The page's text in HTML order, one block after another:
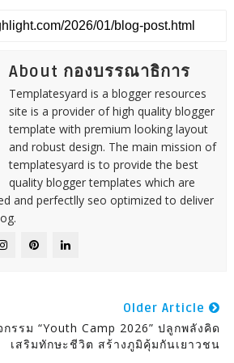
About กองบรรณาธิการ
Templatesyard is a blogger resources
site is a provider of high quality blogger
template with premium looking layout
and robust design. The main mission of
templatesyard is to provide the best
quality blogger templates which are
and perfectlly seo optimized to deliver
Older Article
รรม “Youth Camp 2026” ปลูกพลังคิด
เสริมทักษะชีวิต สร้างภูมิคุ้มกันเยาวชน